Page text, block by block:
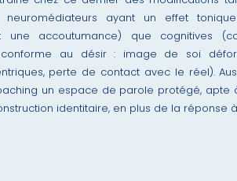
neuromédiateurs ayant un effet
une accoutumance) que cognitives
au désir : image de soi
perte de contact avec le réel).
un espace de parole protégé, apte
identitaire, en plus de la réponse